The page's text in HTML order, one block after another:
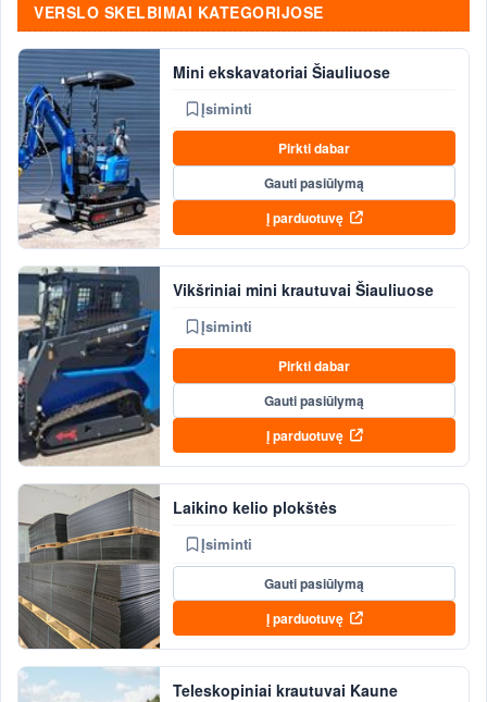
VERSLO SKELBIMAI KATEGORIJOSE
Mini ekskavatoriai Šiauliuose
Įsiminti
Pirkti dabar
Gauti pasiūlymą
Į parduotuvę
Vikšriniai mini krautuvai Šiauliuose
Įsiminti
Pirkti dabar
Gauti pasiūlymą
Į parduotuvę
Laikino kelio plokštės
Įsiminti
Gauti pasiūlymą
Į parduotuvę
Teleskopiniai krautuvai Kaune